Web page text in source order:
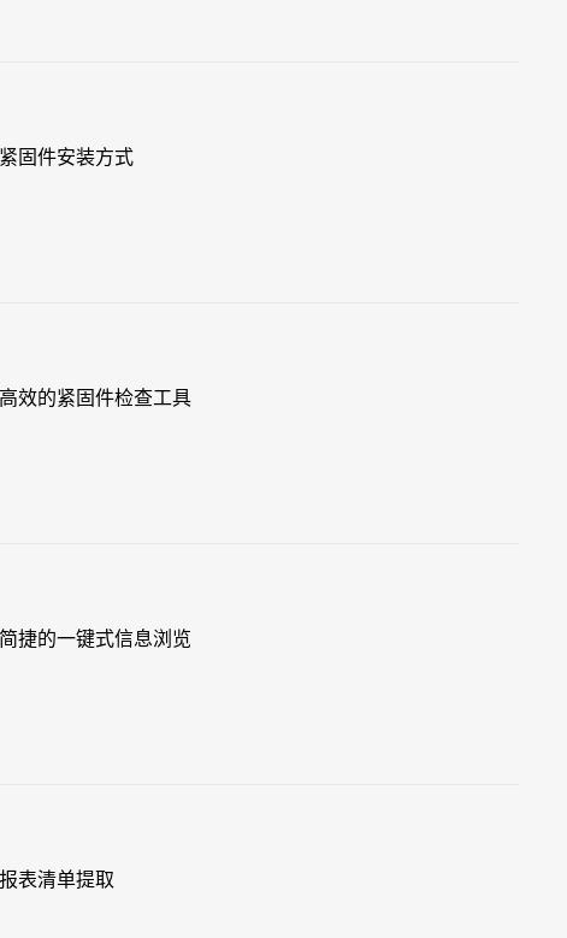
固件安装方式
效的紧固件检查工具
捷的一键式信息浏览
表清单提取